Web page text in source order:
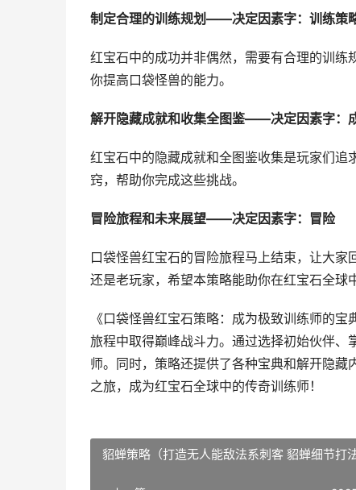
制定合理的训练规划——决定因素字：训练策
红宝石中的成功并非偶然，需要有合理的训
你提高口袋怪兽的能力。
解开隐藏成就和收集全图鉴——决定因素字：
红宝石中的隐藏成就和全图鉴收集是玩家们
窍，帮助你完成这些挑战。
冒险旅程和未来展望——决定因素字：冒险
口袋怪兽红宝石的冒险旅程马上结束，让大
还是老玩家，希望本策略能助你在红宝石全球
《口袋怪兽红宝石策略：成为极致训练师的
旅程中取得巅峰战斗力。通过选择初始伙伴
师。同时，策略还提供了各种宝典和解开隐
之旅，成为红宝石全球中的传奇训练师！
貂蝉策略（打造无人能敌法系刺客 貂蝉细节打